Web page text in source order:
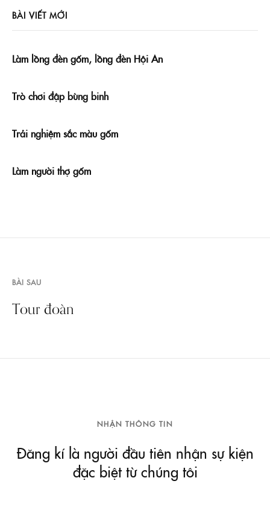
BÀI VIẾT MỚI
Làm lồng đèn gốm, lồng đèn Hội An
Trò chơi đập bùng binh
Trải nghiệm sắc màu gốm
Làm người thợ gốm
BÀI SAU
Tour đoàn
NHẬN THÔNG TIN
Đăng kí là người đầu tiên nhận sự kiện
đặc biệt từ chúng tôi